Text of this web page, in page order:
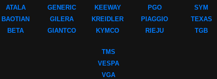
ATALA
BAOTIAN
BETA
GENERIC
GILERA
GIANTCO
KEEWAY
KREIDLER
KYMCO
PGO
PIAGGIO
RIEJU
SYM
TEXAS
TGB
TMS
VESPA
VGA